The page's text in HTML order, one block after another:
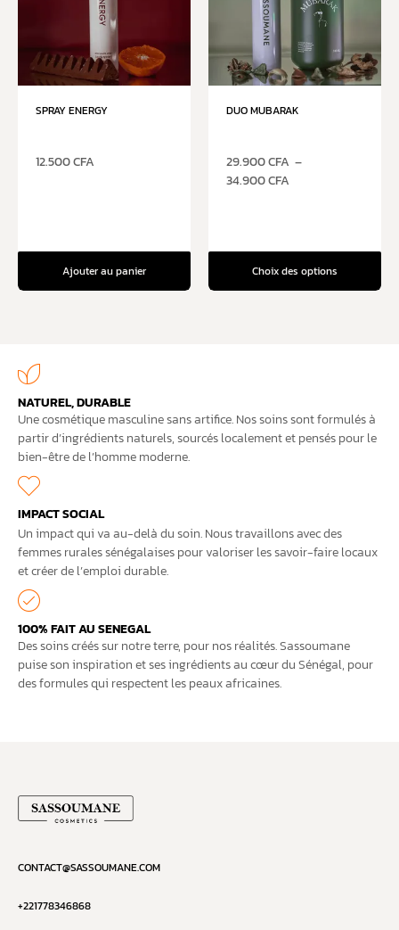
SPRAY ENERGY
12.500CFA
Ajouter au panier
DUO MUBARAK
29.900CFA –
34.900CFA
Choix des options
NATUREL, DURABLE
Une cosmétique masculine sans artifice. Nos soins sont formulés à
partir d’ingrédients naturels, sourcés localement et pensés pour le
bien-être de l’homme moderne.
IMPACT SOCIAL
Un impact qui va au-delà du soin. Nous travaillons avec des
femmes rurales sénégalaises pour valoriser les savoir-faire locaux
et créer de l’emploi durable.
100% FAIT AU SENEGAL
Des soins créés sur notre terre, pour nos réalités. Sassoumane
puise son inspiration et ses ingrédients au cœur du Sénégal, pour
des formules qui respectent les peaux africaines.
CONTACT@SASSOUMANE.COM
+221778346868